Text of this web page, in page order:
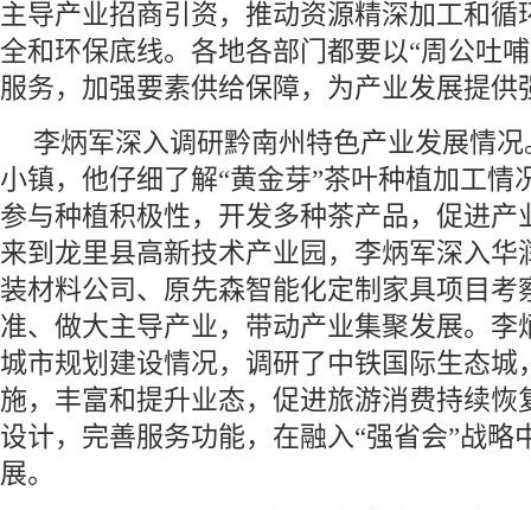
主导产业招商引资，推动资源精深加工和循
全和环保底线。各地各部门都要以“周公吐
服务，加强要素供给保障，为产业发展提供
李炳军深入调研黔南州特色产业发展情
小镇，他仔细了解“黄金芽”茶叶种植加工情
参与种植积极性，开发多种茶产品，促进产
来到龙里县高新技术产业园，李炳军深入华
装材料公司、原先森智能化定制家具项目考
准、做大主导产业，带动产业集聚发展。李
城市规划建设情况，调研了中铁国际生态城
施，丰富和提升业态，促进旅游消费持续恢
设计，完善服务功能，在融入“强省会”战略
展。